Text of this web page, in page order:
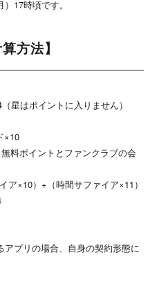
17時頃です。
方法】
星はポイントに入りません）
×10
料ポイントとファンクラブの会
ア×10）+（時間サファイア×11）
プリの場合、自身の契約形態に